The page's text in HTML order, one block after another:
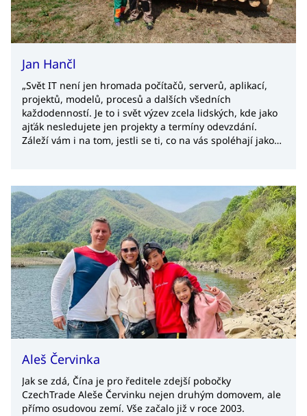
Jan Hančl
„Svět IT není jen hromada počítačů, serverů, aplikací,
projektů, modelů, procesů a dalších všedních
každodenností. Je to i svět výzev zcela lidských, kde jako
ajťák nesledujete jen projekty a termíny odevzdání.
Záleží vám i na tom, jestli se ti, co na vás spoléhají jako
Aleš Červinka
Jak se zdá, Čína je pro ředitele zdejší pobočky
CzechTrade Aleše Červinku nejen druhým domovem, ale
přímo osudovou zemí. Vše začalo již v roce 2003.